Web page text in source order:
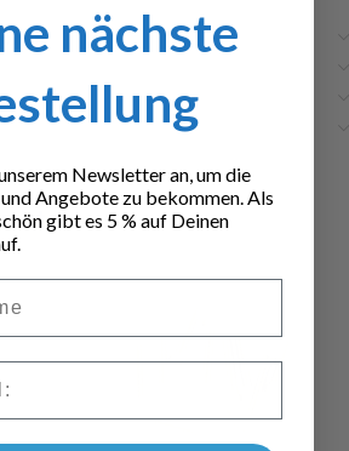
nächste
Newsletter an, um die
Angebote zu bekommen. Als
gibt es 5 % auf Deinen